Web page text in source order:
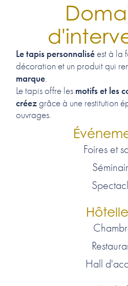
Le tapis personnalisé est à la
décoration et un produit qui
marque.
Le tapis offre les motifs et les
créez grâce à une restitution
ouvrages.
Foires et
Hall